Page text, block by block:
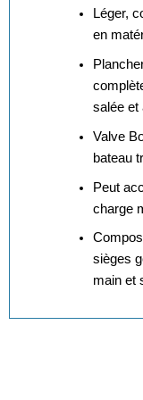
Léger,
en
salée et
Valve
bateau
Peut
charge
sièges
main et